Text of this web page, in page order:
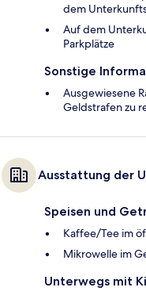
dem
Auf dem
Parkplätze
Sonstige
Ausgewiesene
Geldstrafen zu
Ausstattung der
Speisen und
Kaffee/Tee im
Mikrowelle im
Unterwegs mit